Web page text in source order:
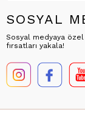
SOSYAL
Sosyal medyaya
fırsatları yakala!